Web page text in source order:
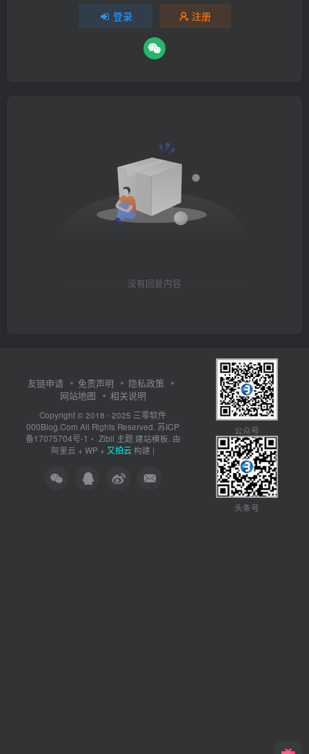
登录 注册
没有回复内容
友链申请 免责声明
隐私政策
网站地图
相关说明
Copyright © 2018 - 2025 三零软件
000Blog.Com All Rights Reserved. 苏ICP
备17075704号-1 ・ Zibll 主题建站模板. 由
阿里云 + WP + 又拍云构建 |
公众号
头条号